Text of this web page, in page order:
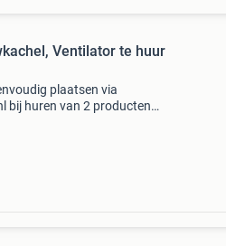
Ventilator te huur
plaatsen via
bij huren van 2 producten